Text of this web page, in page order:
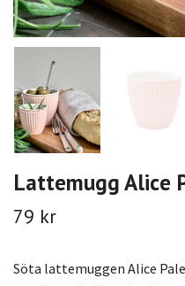
Lattemugg Alice
79 kr
Söta lattemuggen Alice